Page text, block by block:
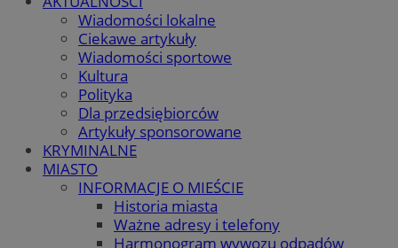
Wiadomości lokalne
Ciekawe artykuły
Wiadomości sportowe
Kultura
Polityka
Dla przedsiębiorców
Artykuły sponsorowane
KRYMINALNE
MIASTO
INFORMACJE O MIEŚCIE
Historia miasta
Ważne adresy i telefony
Harmonogram wywozu odpadów